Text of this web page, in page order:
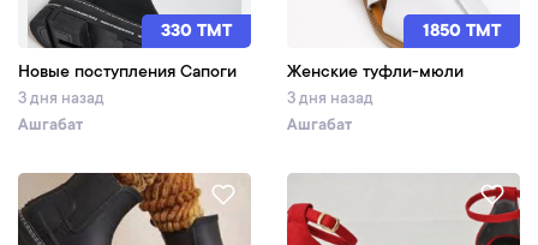
330 TMT
Новые поступления Сапоги
3 дня назад
Ашгабат
1850 TMT
Женские туфли-мюли
3 дня назад
Ашгабат